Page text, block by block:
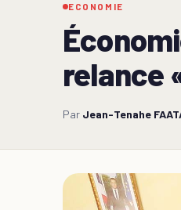
ECONOMIE
relance
Par Jean-Tenahe